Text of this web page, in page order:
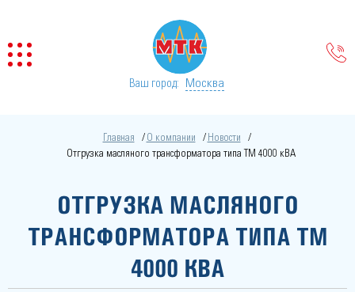
Ваш город: Москва
Главная О компании
Новости
Отгрузка масляного трансформатора типа ТМ 4000 кВА
ОТГРУЗКА МАСЛЯНОГО
ТРАНСФОРМАТОРА ТИПА ТМ
4000 КВА